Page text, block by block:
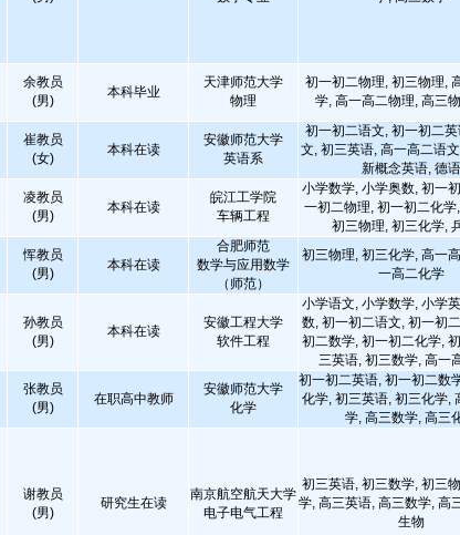
余教员
(男)
本科毕业
天津师范大学
物理
初一初二物理, 初三物理,
学, 高一高二物理, 高三
崔教员
(女)
本科在读
安徽师范大学
英语系
初一初二语文, 初一初二
文, 初三英语, 高一高二语
新概念英语, 德语
凌教员
(男)
本科在读
皖江工学院
车辆工程
小学数学, 小学奥数, 初一
一初二物理, 初一初二化学
初三物理, 初三化学,
恽教员
(男)
本科在读
合肥师范
数学与应用数学
（师范）
初三物理, 初三化学, 高一
一高二化学
孙教员
(男)
本科在读
安徽工程大学
软件工程
小学语文, 小学数学, 小学
数, 初一初二语文, 初一初
初二数学, 初一初二化学,
三英语, 初三数学, 高一
张教员
(男)
在职高中教师
安徽师范大学
化学
初一初二英语, 初一初二数
化学, 初三英语, 初三化学,
学, 高三数学, 高三
谢教员
(男)
研究生在读
南京航空航天大学
电子电气工程
初三英语, 初三数学, 初三
学, 高三英语, 高三数学, 高
生物